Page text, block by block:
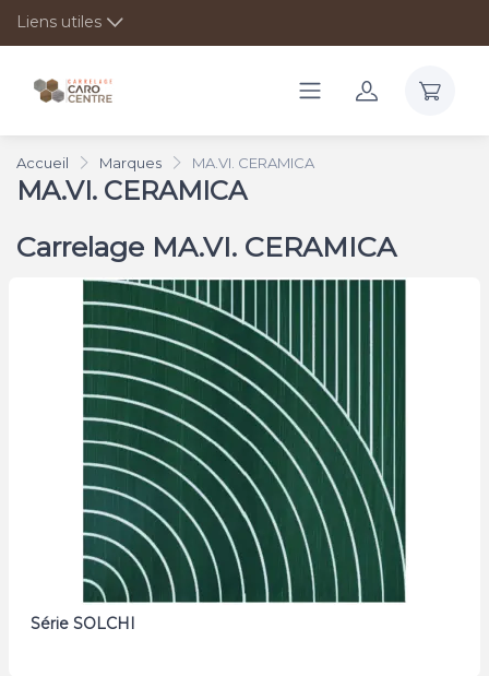
Liens utiles
Accueil Marques MA.VI. CERAMICA
MA.VI. CERAMICA
Carrelage MA.VI. CERAMICA
Série SOLCHI